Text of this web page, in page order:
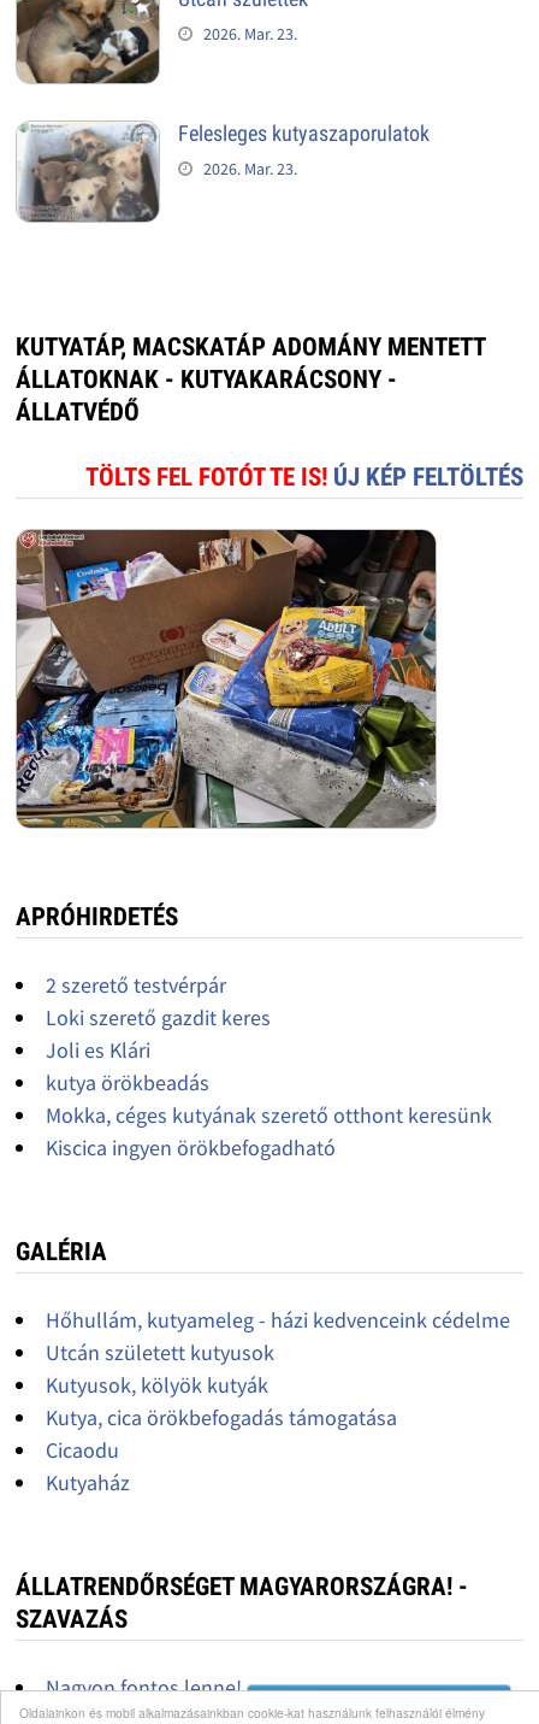
Oldalainkon és mobil alkalmazásainkban cookie-kat használunk felhasználói élmény
2026. Mar. 23.
Felesleges kutyaszaporulatok
2026. Mar. 23.
KUTYATÁP, MACSKATÁP ADOMÁNY MENTETT
ÁLLATOKNAK - KUTYAKARÁCSONY -
ÁLLATVÉDŐ
TÖLTS FEL FOTÓT TE IS! ÚJ KÉP FELTÖLTÉS
APRÓHIRDETÉS
2 szerető testvérpár
Loki szerető gazdit keres
Joli es Klári
kutya örökbeadás
Mokka, céges kutyának szerető otthont keresünk
Kiscica ingyen örökbefogadható
GALÉRIA
Hőhullám, kutyameleg - házi kedvenceink cédelme
Utcán született kutyusok
Kutyusok, kölyök kutyák
Kutya, cica örökbefogadás támogatása
Cicaodu
Kutyaház
ÁLLATRENDŐRSÉGET MAGYARORSZÁGRA! -
SZAVAZÁS
Nagyon fontos lenne!